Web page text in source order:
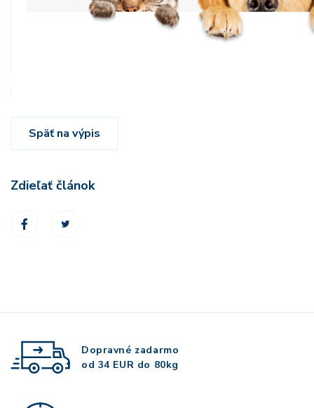
Späť na výpis
Zdieľať článok
Dopravné zadarmo
od 34 EUR do 80kg